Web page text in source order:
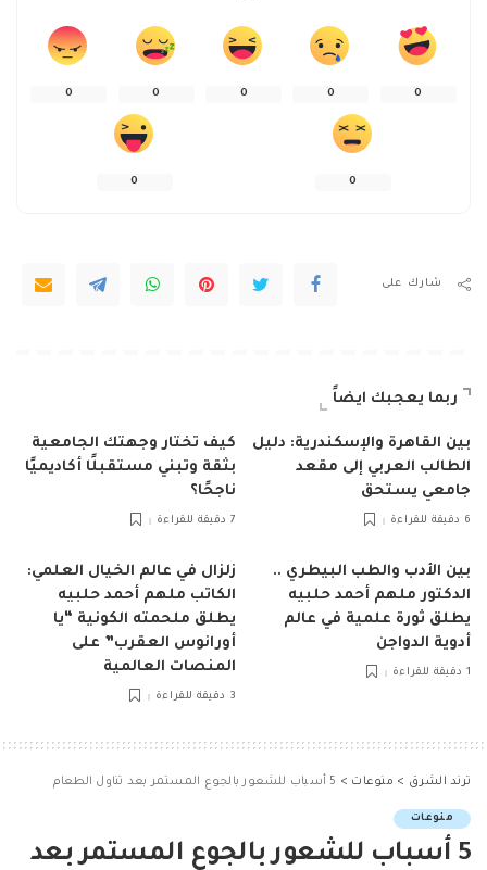
0
0
0
0
0
0
0
شارك على
ربما يعجبك ايضاً
بين القاهرة والإسكندرية: دليل
الطالب العربي إلى مقعد
جامعي يستحق
6 دقيقة للقراءة
كيف تختار وجهتك الجامعية
بثقة وتبني مستقبلًا أكاديميًا
ناجحًا؟
7 دقيقة للقراءة
بين الأدب والطب البيطري ..
الدكتور ملهم أحمد حلبيه
يطلق ثورة علمية في عالم
أدوية الدواجن
1 دقيقة للقراءة
زلزال في عالم الخيال العلمي:
الكاتب ملهم أحمد حلبيه
يطلق ملحمته الكونية “يا
أورانوس العقرب” على
المنصات العالمية
3 دقيقة للقراءة
ترند الشرق > منوعات > 5 أسباب للشعور بالجوع المستمر بعد تناول الطعام
منوعات
5 أسباب للشعور بالجوع المستمر بعد